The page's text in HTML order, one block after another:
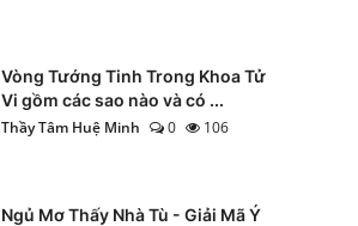
Vòng Tướng Tinh Trong Khoa Tử
Vi gồm các sao nào và có ...
Thầy Tâm Huệ Minh
0 106
Ngủ Mơ Thấy Nhà Tù - Giải Mã Ý